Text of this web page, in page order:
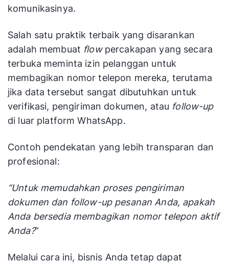
komunikasinya.
Salah satu praktik terbaik yang disarankan
adalah membuat flowpercakapan yang secara
terbuka meminta izin pelanggan untuk
membagikan nomor telepon mereka, terutama
jika data tersebut sangat dibutuhkan untuk
verifikasi, pengiriman dokumen, atau follow-up
di luar platform WhatsApp.
Contoh pendekatan yang lebih transparan dan
profesional:
“Untuk memudahkan proses pengiriman
dokumen dan follow-up pesanan Anda, apakah
Anda bersedia membagikan nomor telepon aktif
Anda?”
Melalui cara ini, bisnis Anda tetap dapat